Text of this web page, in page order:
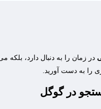
در زمان را به دنبال دارد،
را به دست آورید.
در گوگل